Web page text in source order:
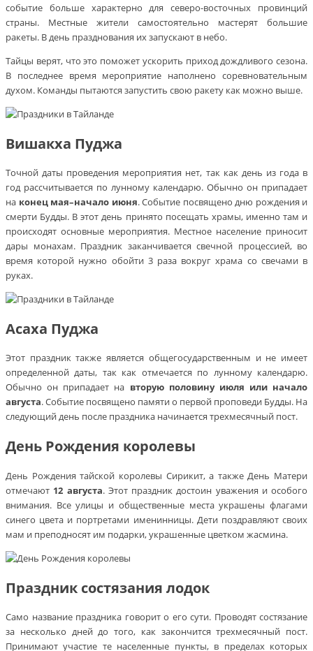
событие больше характерно для северо-восточных провинций
страны. Местные жители самостоятельно мастерят большие
ракеты. В день празднования их запускают в небо.
Тайцы верят, что это поможет ускорить приход дождливого сезона.
В последнее время мероприятие наполнено соревновательным
духом. Команды пытаются запустить свою ракету как можно выше.
Вишакха Пуджа
Точной даты проведения мероприятия нет, так как день из года в
год рассчитывается по лунному календарю. Обычно он припадает
на конец мая–начало июня. Событие посвящено дню рождения и
смерти Будды. В этот день принято посещать храмы, именно там и
происходят основные мероприятия. Местное население приносит
дары монахам. Праздник заканчивается свечной процессией, во
время которой нужно обойти 3 раза вокруг храма со свечами в
руках.
Асаха Пуджа
Этот праздник также является общегосударственным и не имеет
определенной даты, так как отмечается по лунному календарю.
Обычно он припадает на вторую половину июля или начало
августа. Событие посвящено памяти о первой проповеди Будды. На
следующий день после праздника начинается трехмесячный пост.
День Рождения королевы
День Рождения тайской королевы Сирикит, а также День Матери
отмечают 12 августа. Этот праздник достоин уважения и особого
внимания. Все улицы и общественные места украшены флагами
синего цвета и портретами именинницы. Дети поздравляют своих
мам и преподносят им подарки, украшенные цветком жасмина.
Праздник состязания лодок
Само название праздника говорит о его сути. Проводят состязание
за несколько дней до того, как закончится трехмесячный пост.
Принимают участие те населенные пункты, в пределах которых